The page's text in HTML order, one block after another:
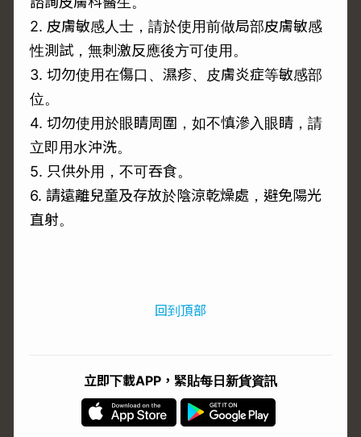
2. 皮膚敏感人士，請於使用前做局部皮膚敏感
性測試，無刺激反應後方可使用。
3. 切勿使用在傷口、濕疹、皮膚炎症等敏感部
位。
4. 切勿使用於眼睛周圍，如不慎滲入眼睛，請
立即用水沖洗。
5. 只供外用，不可吞食。
6. 請遠離兒童及存放於陰涼乾燥處，避免陽光
直射。
回到頂部
立即下載APP，緊貼每日新貨資訊